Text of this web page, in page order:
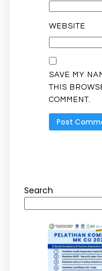
WEBSITE
SAVE MY
THIS
COMMENT.
Search